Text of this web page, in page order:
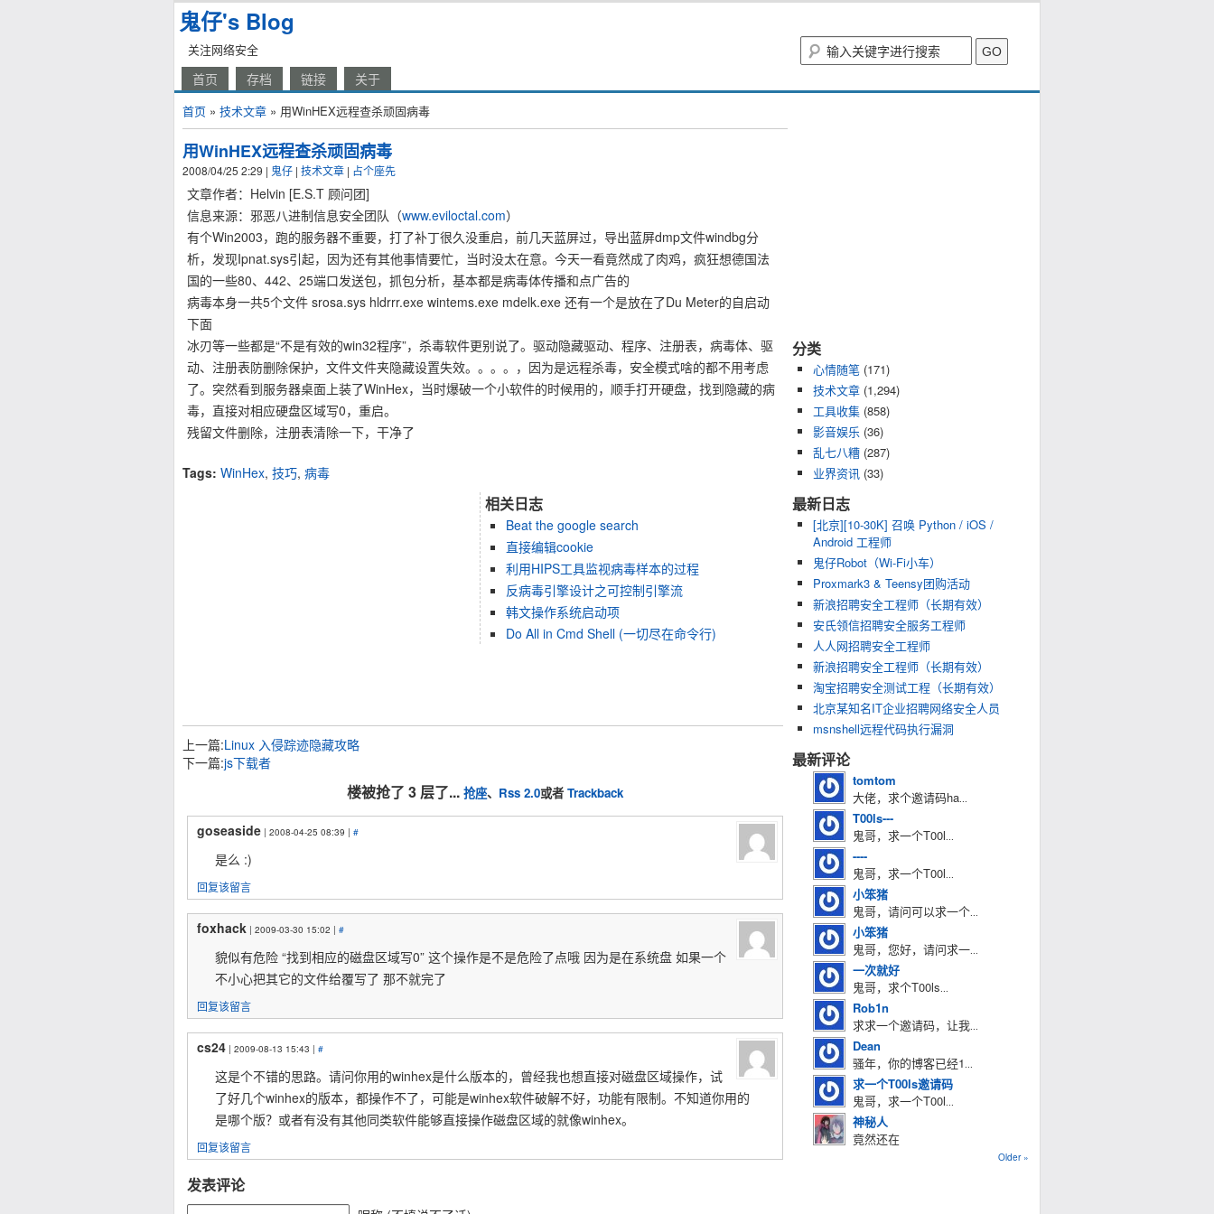
鬼仔's Blog
关注网络安全
首页 存档 链接 关于
首页 » 技术文章 » 用WinHEX远程查杀顽固病毒
用WinHEX远程查杀顽固病毒
2008/04/25 2:29 | 鬼仔 | 技术文章 | 占个座先
文章作者：Helvin [E.S.T 顾问团]
信息来源：邪恶八进制信息安全团队（www.eviloctal.com）
有个Win2003，跑的服务器不重要，打了补丁很久没重启，前几天蓝屏过，导出蓝屏dmp文件windbg分
析，发现Ipnat.sys引起，因为还有其他事情要忙，当时没太在意。今天一看竟然成了肉鸡，疯狂想德国法
国的一些80、442、25端口发送包，抓包分析，基本都是病毒体传播和点广告的
病毒本身一共5个文件 srosa.sys hldrrr.exe wintems.exe mdelk.exe 还有一个是放在了Du Meter的自启动
下面
冰刃等一些都是“不是有效的win32程序”，杀毒软件更别说了。驱动隐藏驱动、程序、注册表，病毒体、驱
动、注册表防删除保护，文件文件夹隐藏设置失效。。。。，因为是远程杀毒，安全模式啥的都不用考虑
了。突然看到服务器桌面上装了WinHex，当时爆破一个小软件的时候用的，顺手打开硬盘，找到隐藏的病
毒，直接对相应硬盘区域写0，重启。
残留文件删除，注册表清除一下，干净了
Tags: WinHex, 技巧, 病毒
相关日志
Beat the google search
直接编辑cookie
利用HIPS工具监视病毒样本的过程
反病毒引擎设计之可控制引擎流
韩文操作系统启动项
Do All in Cmd Shell (一切尽在命令行)
上一篇:Linux 入侵踪迹隐藏攻略
下一篇:js下载者
楼被抢了 3 层了... 抢座、 Rss 2.0或者 Trackback
goseaside | 2008-04-25 08:39 | #
是么 :)
回复该留言
foxhack | 2009-03-30 15:02 | #
貌似有危险 “找到相应的磁盘区域写0” 这个操作是不是危险了点哦 因为是在系统盘 如果一个
不小心把其它的文件给覆写了 那不就完了
回复该留言
cs24 | 2009-08-13 15:43 | #
这是个不错的思路。请问你用的winhex是什么版本的，曾经我也想直接对磁盘区域操作，试
了好几个winhex的版本，都操作不了，可能是winhex软件破解不好，功能有限制。不知道你用的
是哪个版？或者有没有其他同类软件能够直接操作磁盘区域的就像winhex。
回复该留言
发表评论
分类
心情随笔 (171)
技术文章 (1,294)
工具收集 (858)
影音娱乐 (36)
乱七八糟 (287)
业界资讯 (33)
最新日志
[北京][10-30K] 召唤 Python / iOS /
Android 工程师
鬼仔Robot（Wi-Fi小车）
Proxmark3 & Teensy团购活动
新浪招聘安全工程师（长期有效）
安氏领信招聘安全服务工程师
人人网招聘安全工程师
新浪招聘安全工程师（长期有效）
淘宝招聘安全测试工程（长期有效）
北京某知名IT企业招聘网络安全人员
msnshell远程代码执行漏洞
最新评论
tomtom
大佬，求个邀请码ha...
T00ls---
鬼哥，求一个T00l...
----
鬼哥，求一个T00l...
小笨猪
鬼哥，请问可以求一个...
小笨猪
鬼哥，您好，请问求一...
一次就好
鬼哥，求个T00ls...
Rob1n
求求一个邀请码，让我...
Dean
骚年，你的博客已经1...
求一个T00ls邀请码
鬼哥，求一个T00l...
神秘人
竟然还在
Older »